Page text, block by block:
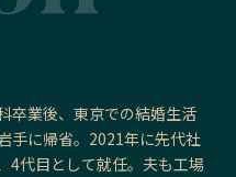
卒業後、東京での結婚生活
手に帰省。2021年に先代社
4代目として就任。夫も工場